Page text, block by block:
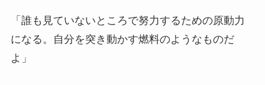
「誰も見ていないところで努力するための原動力
になる。自分を突き動かす燃料のようなものだ
よ」